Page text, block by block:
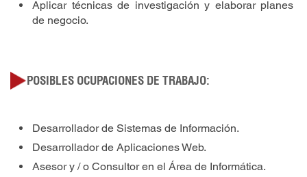
Aplicar técnicas de investigación y elaborar planes
de negocio.
POSIBLES OCUPACIONES DE TRABAJO:
Desarrollador de Sistemas de Información.
Desarrollador de Aplicaciones Web.
Asesor y / o Consultor en el Área de Informática.